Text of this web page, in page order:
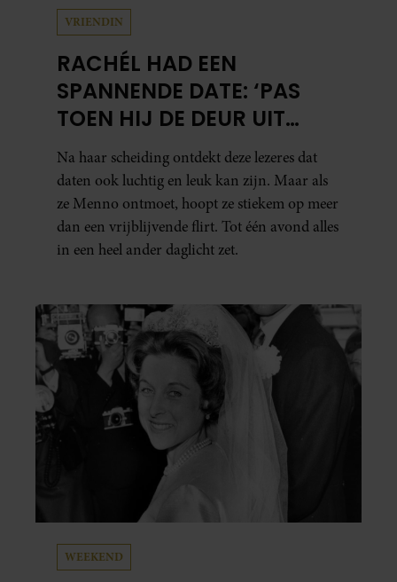
VRIENDIN
RACHÉL HAD EEN
SPANNENDE DATE: ‘PAS
TOEN HIJ DE DEUR UIT
WAS, BESEFTE IK WAT ER
ECHT WAS GEBEURD’
Na haar scheiding ontdekt deze lezeres dat
daten ook luchtig en leuk kan zijn. Maar als
ze Menno ontmoet, hoopt ze stiekem op meer
dan een vrijblijvende flirt. Tot één avond alles
in een heel ander daglicht zet.
WEEKEND